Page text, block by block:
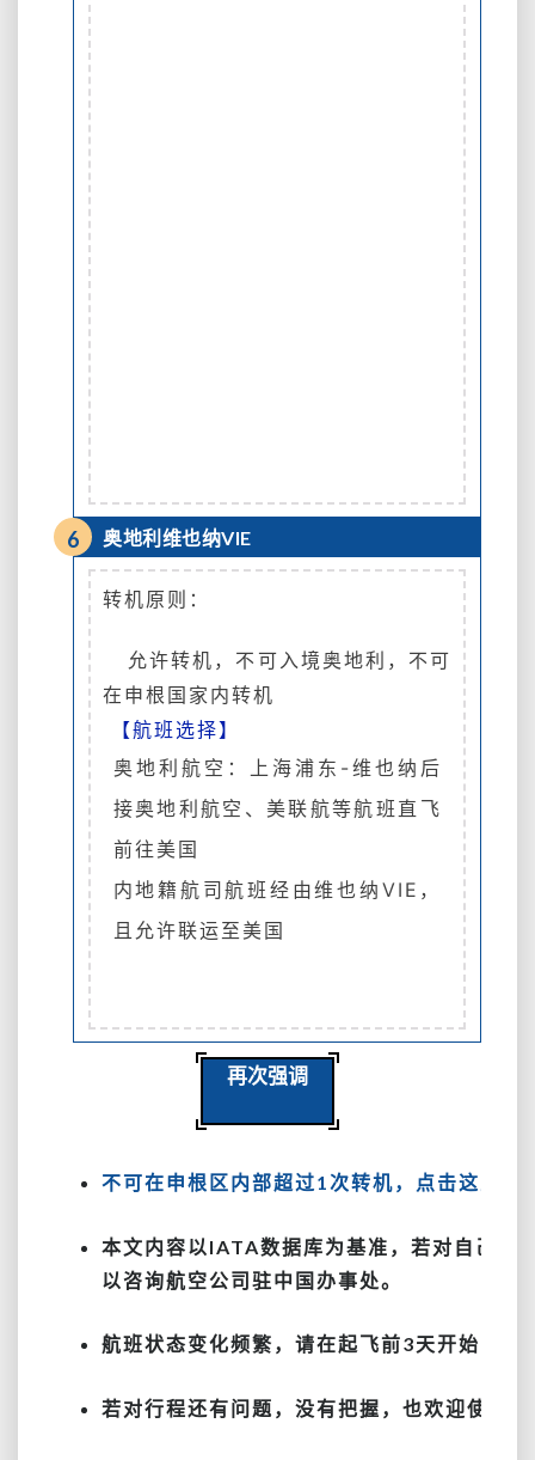
6 奥地利维也纳VIE
转机原则：
允许转机， 不可入境奥地利，不可
在申根国家内转机
【航班选择】
奥地利航空：上海浦东-维也纳后
接奥地利航空、美联航等航班直飞
前往美国
内地籍航司航班经由维也纳VIE，
且允许联运至美国
再次强调
不可在申根区内部超过1次转机，点击这里看
本文内容以IATA数据库为基准，若对自己的
以咨询航空公司驻中国办事处。
航班状态变化频繁，请在起飞前3天开始留意
若对行程还有问题，没有把握，也欢迎使用